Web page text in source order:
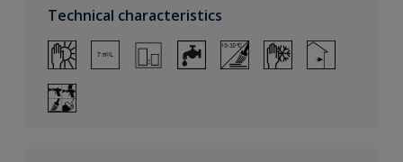
Technical characteristics